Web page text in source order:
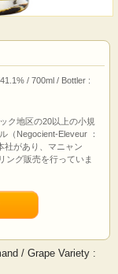
/ 700ml / Bottler :
ク地区の20以上の小規
（Negocient-Eleveur ：
社があり、マニャン
ング販売を行っていま
/ Grape Variety :